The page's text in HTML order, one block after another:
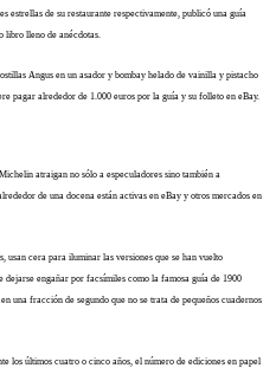
estrellas de su restaurante respectivamente, publicó una guía
libro lleno de anécdotas.
Angus en un asador y bombay helado de vainilla y pistacho
pagar alrededor de 1.000 euros por la guía y su folleto en eBay.
atraigan no sólo a especuladores sino también a
de una docena están activas en eBay y otros mercados en
usan cera para iluminar las versiones que se han vuelto
engañar por facsímiles como la famosa guía de 1900
una fracción de segundo que no se trata de pequeños cuadernos
los últimos cuatro o cinco años, el número de ediciones en papel